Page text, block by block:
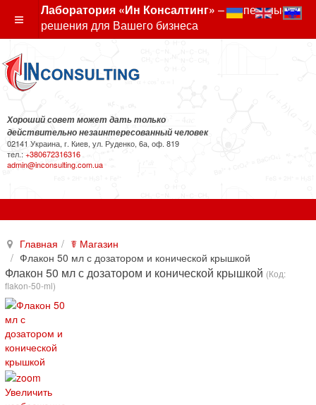
Лаборатория «Ин Консалтинг» – экспертные
решения для Вашего бизнеса
Хороший совет может дать только
действительно незаинтересованный человек
02141 Украина, г. Киев, ул. Руденко, 6а, оф. 819
тел.: +380672316316
admin@inconsulting.com.ua
Главная
☤ Магазин
Флакон 50 мл с дозатором и конической крышкой
Флакон 50 мл с дозатором и конической крышкой (Код:
flakon-50-ml)
Увеличить